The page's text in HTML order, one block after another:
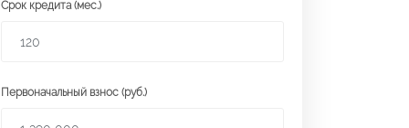
Срок кредита (мес.)
Первоначальный взнос (руб.)